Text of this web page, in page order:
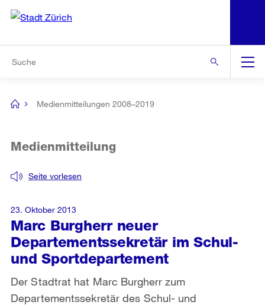
Navigation
[no
Medienmitteilungen 2008–2019
Marc Burgherr neuer
Departementssekretär im Schul-
und Sportdepartement
Seite vorlesen
Medienmitteilung
Der Stadtrat hat Marc Burgherr zum
Departementssekretär des Schul- und
23. Oktober 2013